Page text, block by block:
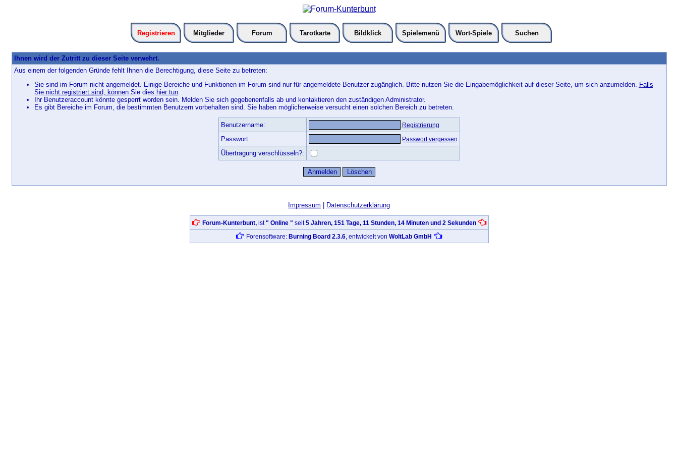
Registrieren Mitglieder Forum Tarotkarte Bildklick Spielemenü Wort-Spiele Suchen
Ihnen wird der Zutritt zu dieser Seite verwehrt.
Aus einem der folgenden Gründe fehlt Ihnen die Berechtigung, diese Seite zu betreten:
Sie sind im Forum nicht angemeldet. Einige Bereiche und Funktionen im Forum sind nur für angemeldete Benutzer zugänglich. Bitte nutzen Sie die Eingabemöglichkeit auf dieser Seite, um sich anzumelden. Falls
Sie nicht registriert sind, können Sie dies hier tun.
Ihr Benutzeraccount könnte gesperrt worden sein. Melden Sie sich gegebenenfalls ab und kontaktieren den zuständigen Administrator.
Es gibt Bereiche im Forum, die bestimmten Benutzern vorbehalten sind. Sie haben möglicherweise versucht einen solchen Bereich zu betreten.
Benutzername: Registrierung
Passwort: Passwort vergessen
Übertragung verschlüsseln?:
Impressum Datenschutzerklärung
Forum-Kunterbunt,ist" Online " seit5 Jahren, 151 Tage, 11 Stunden, 14 Minuten und 2 Sekunden
Forensoftware: Burning Board 2.3.6, entwickelt von WoltLab GmbH